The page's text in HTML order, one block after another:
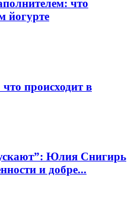
что
йогурте
происходит в
Юлия Снигирь
и добре...